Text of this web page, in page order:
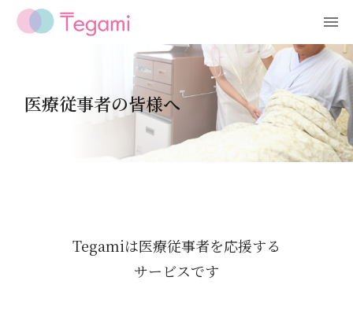
医療従事者の皆様へ
Tegamiは医療従事者を応援する
サービスです